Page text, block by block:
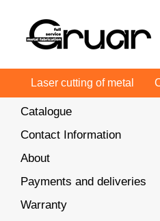
Laser cutting of metal
Catalogue
Contact Information
About
Payments and deliveries
Warranty